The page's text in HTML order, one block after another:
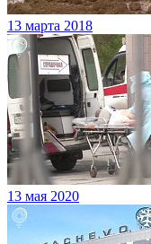
13 марта 2018
13 мая 2020